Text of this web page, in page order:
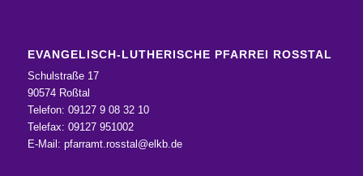
EVANGELISCH-LUTHERISCHE PFARREI ROSSTAL
Schulstraße 17
90574 Roßtal
Telefon: 09127 9 08 32 10
Telefax: 09127 951002
E-Mail: pfarramt.rosstal@elkb.de